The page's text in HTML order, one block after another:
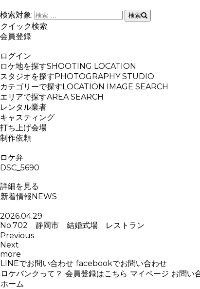
検索対象: 検索
クイック検索
会員登録
ログイン
ロケ地を探すSHOOTING LOCATION
スタジオを探すPHOTOGRAPHY STUDIO
カテゴリーで探すLOCATION IMAGE SEARCH
エリアで探すAREA SEARCH
レンタル業者
キャスティング
打ち上げ会場
制作依頼
ロケ弁
DSC_5690
詳細を見る
新着情報NEWS
2026.04.29
No.702 静岡市 結婚式場 レストラン
Previous
Next
more
LINEでお問い合わせ facebookでお問い合わせ
ロケバンクって？ 会員登録はこちら マイページ お問い
ホーム